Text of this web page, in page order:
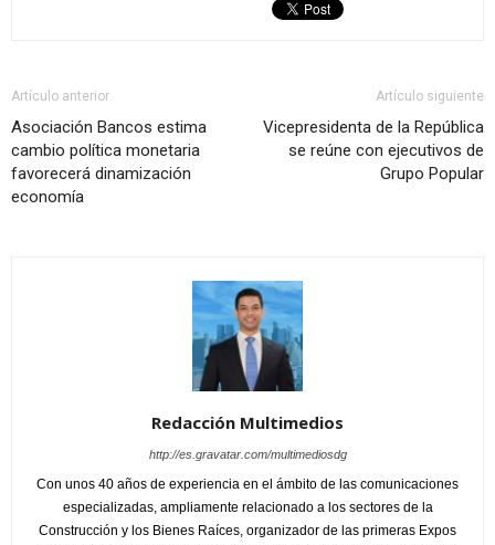
Artículo anterior
Asociación Bancos estima
cambio política monetaria
favorecerá dinamización
economía
Artículo siguiente
Vicepresidenta de la República
se reúne con ejecutivos de
Grupo Popular
Redacción Multimedios
http://es.gravatar.com/multimediosdg
Con unos 40 años de experiencia en el ámbito de las comunicaciones
especializadas, ampliamente relacionado a los sectores de la
Construcción y los Bienes Raíces, organizador de las primeras Expos